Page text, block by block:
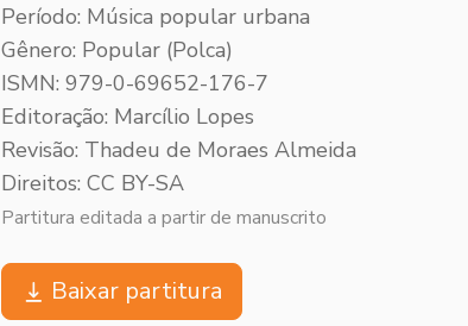
Período: Música popular urbana
Gênero: Popular (Polca)
ISMN: 979-0-69652-176-7
Editoração: Marcílio Lopes
Revisão: Thadeu de Moraes Almeida
Direitos: CC BY-SA
Partitura editada a partir de manuscrito
Baixar partitura